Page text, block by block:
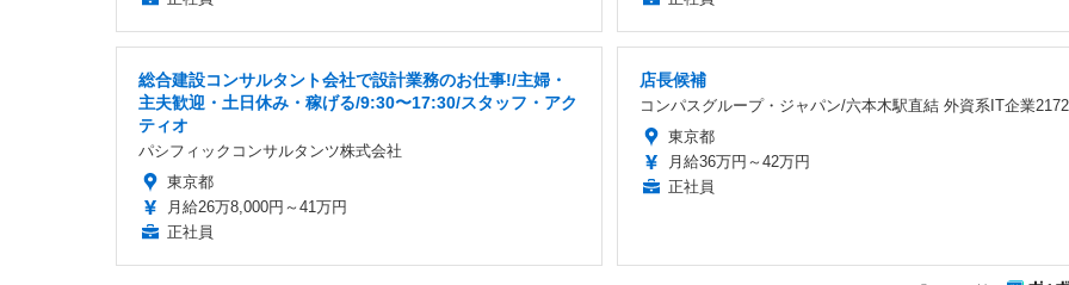
総合建設コンサルタント会社で設計業務のお仕事!/主婦・
主夫歓迎・土日休み・稼げる/9:30〜17:30/スタッフ・アク
ティオ
パシフィックコンサルタンツ株式会社
東京都
月給26万8,000円～41万円
正社員
店長候補
コンパスグループ・ジャパン/六本木駅直結 外資系IT企業
東京都
月給36万円～42万円
正社員